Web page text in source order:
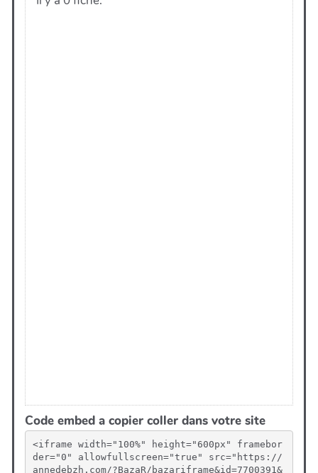
Code embed a copier coller dans votre site
<iframe width="100%" height="600px" framebor
der="0" allowfullscreen="true" src="https://
annedebzh.com/?BazaR/bazariframe&id=7700391&